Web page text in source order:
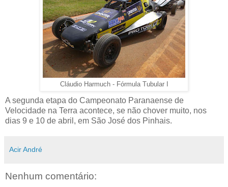
Cláudio Harmuch - Fórmula Tubular I
A segunda etapa do Campeonato Paranaense de
Velocidade na Terra acontece, se não chover muito, nos
dias 9 e 10 de abril, em São José dos Pinhais.
Acir André
Nenhum comentário: